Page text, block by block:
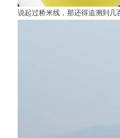
说起过桥米线，那还得追溯到几